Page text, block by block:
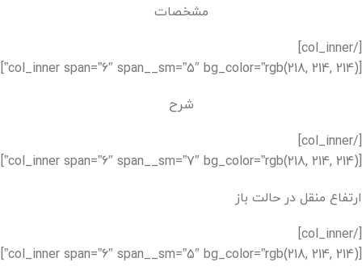
مشخصات
[/col_inner]
[col_inner span=”6″ span__sm=”5″ bg_color=”rgb(218, 214, 214)”]
شرح
[/col_inner]
[col_inner span=”6″ span__sm=”7″ bg_color=”rgb(218, 214, 214)”]
ارتفاع منقل در حالت باز
[/col_inner]
[col_inner span=”6″ span__sm=”5″ bg_color=”rgb(218, 214, 214)”]